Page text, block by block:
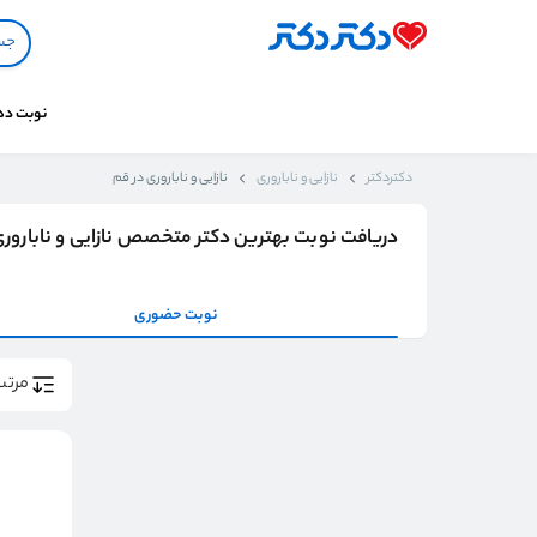
نوبت
دکتردکتر نازایی و ناباروری نازایی و ناباروری در قم
دریافت نوبت بهترین دکتر متخصص نازایی و
نوبت حضوری